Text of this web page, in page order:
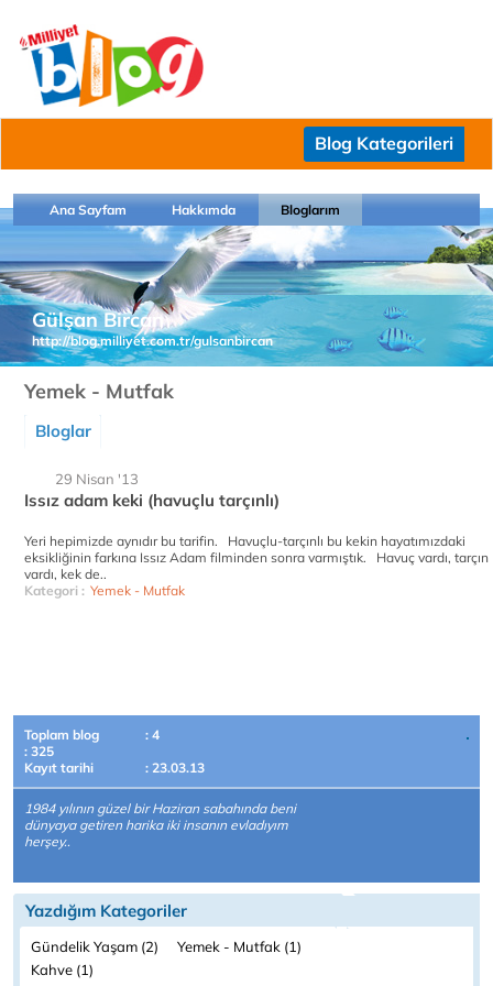
Blog Kategorileri
Ana Sayfam Hakkımda Bloglarım
Gülşan Bircan
http://blog.milliyet.com.tr/gulsanbircan
Yemek - Mutfak
Bloglar
29 Nisan '13
Issız adam keki (havuçlu tarçınlı)
Yeri hepimizde aynıdır bu tarifin. Havuçlu-tarçınlı bu kekin hayatımızdaki
eksikliğinin farkına Issız Adam filminden sonra varmıştık. Havuç vardı, tarçın
vardı, kek de..
Kategori : Yemek - Mutfak
Toplam blog
: 4
: 325
Kayıt tarihi
: 23.03.13
1984 yılının güzel bir Haziran sabahında beni
dünyaya getiren harika iki insanın evladıyım
herşey..
Yazdığım Kategoriler
Gündelik Yaşam (2)
Yemek - Mutfak (1)
Kahve (1)